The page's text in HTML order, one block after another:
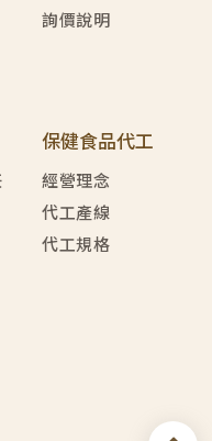
詢價說明
保健食品代工
經營理念
代工產線
代工規格